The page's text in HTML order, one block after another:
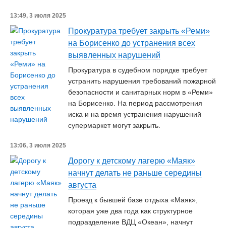
13:49, 3 июля 2025
Прокуратура требует закрыть «Реми»
на Борисенко до устранения всех
выявленных нарушений
Прокуратура в судебном порядке требует
устранить нарушения требований пожарной
безопасности и санитарных норм в «Реми»
на Борисенко. На период рассмотрения
иска и на время устранения нарушений
супермаркет могут закрыть.
13:06, 3 июля 2025
Дорогу к детскому лагерю «Маяк»
начнут делать не раньше середины
августа
Проезд к бывшей базе отдыха «Маяк»,
которая уже два года как структурное
подразделение ВДЦ «Океан», начнут